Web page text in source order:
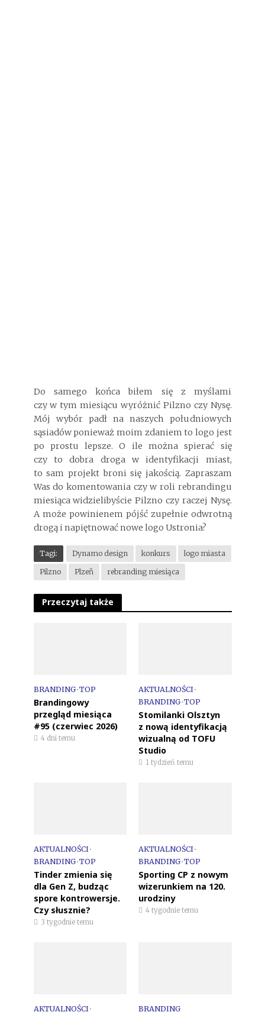
Do samego końca biłem się z myślami
czy w tym miesiącu wyróżnić Pilzno czy Nysę.
Mój wybór padł na naszych południowych
sąsiadów ponieważ moim zdaniem to logo jest
po prostu lepsze. O ile można spierać się
czy to dobra droga w identyfikacji miast,
to sam projekt broni się jakością. Zapraszam
Was do komentowania czy w roli rebrandingu
miesiąca widzielibyście Pilzno czy raczej Nysę.
A może powinienem pójść zupełnie odwrotną
drogą i napiętnować nowe logo Ustronia?
Tagi: Dynamo design konkurs logo miasta
Pilzno Plzeň rebranding miesiąca
Przeczytaj także
BRANDING•TOP
Brandingowy
przegląd miesiąca
#95 (czerwiec 2026)
4 dni temu
AKTUALNOŚCI•
BRANDING•TOP
Stomilanki Olsztyn
z nową identyfikacją
wizualną od TOFU
Studio
1 tydzień temu
AKTUALNOŚCI•
BRANDING•TOP
Tinder zmienia się
dla Gen Z, budząc
spore kontrowersje.
Czy słusznie?
3 tygodnie temu
AKTUALNOŚCI•
BRANDING•TOP
Sporting CP z nowym
wizerunkiem na 120.
urodziny
4 tygodnie temu
AKTUALNOŚCI•
BRANDING